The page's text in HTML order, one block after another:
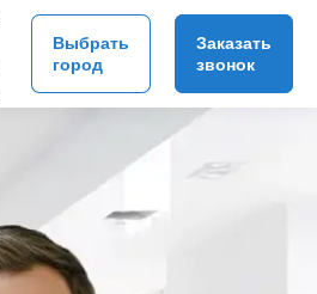
Выбрать
город
Заказать
звонок